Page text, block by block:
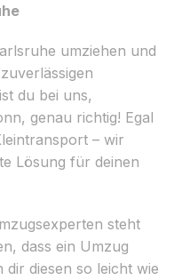
umziehen und
du bei uns,
genau richtig! Egal
– wir
Lösung für deinen
steht
dass ein Umzug
diesen so leicht wie